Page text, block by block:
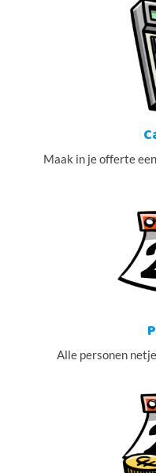
Maak in je offerte
Alle personen